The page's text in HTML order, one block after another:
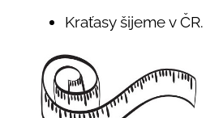
Kraťasy šijeme v ČR.